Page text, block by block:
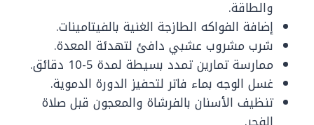
والطاقة.
إضافة الفواكه الطازجة الغنية بالفيتامينات.
شرب مشروب عشبي دافئ لتهدئة المعدة.
ممارسة تمارين تمدد بسيطة لمدة 5-10 دقائق.
غسل الوجه بماء فاتر لتحفيز الدورة الدموية.
تنظيف الأسنان بالفرشاة والمعجون قبل صلاة